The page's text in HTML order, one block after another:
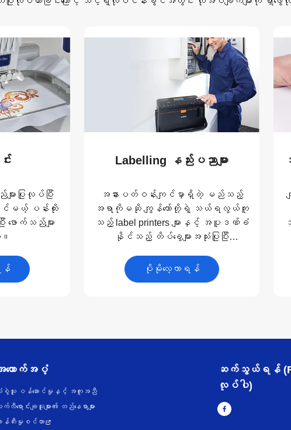
း
းပြုလုပ်ပြီး
င်မယ့် ပန်းထိုး
ဖောက်သည်များ
န်
Labelling နည်းပညာများ
အနားပတ်ဝန်းကျင်မှာရှိတဲ့ မည်သည့်
အရာကိုမဆို ကျွန်တော်တို့ရဲ့ သယ်ရလွယ်ကူ
သည့် label printers များနှင့် အပူဒဏ်ခံ
နိုင်သည့် တိပ်ခွေများအသုံးပြုပြီး
ပိုမိုလေ့လာရန်
ထောက်အပံ့
းစွဲသူ ဝန်ဆောင်မှုနှင့် အကူအညီ
လီရောင်းချသူများ၏ တည်နေရာများ
န်တီးမှုစင်တာ
ဆက်သွယ်ရန်
လုပ်ပါ)